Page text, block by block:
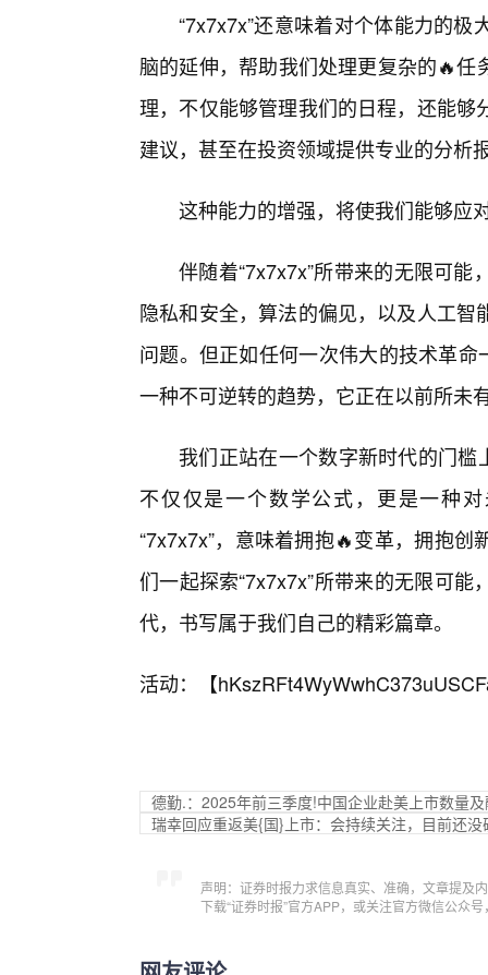
“7x7x7x”还意味着对个体能力的
脑的延伸，帮助我们处理更复杂的🔥
理，不仅能够管理我们的日程，还能
建议，甚至在投资领域提供专业的分析
这种能力的增强，将使我们能够应
伴随着“7x7x7x”所带来的无限可
隐私和安全，算法的偏见，以及人工
问题。但正如任何一次伟大的技术革命
一种不可逆转的趋势，它正在以前所未
我们正站在一个数字新时代的门槛
不仅仅是一个数学公式，更是一种
“7x7x7x”，意味着拥抱🔥变革，拥抱
们一起探索“7x7x7x”所带来的无限可
代，书写属于我们自己的精彩篇章。
活动：【
德勤.：2025年前三季度!中国企业赴美上市数量
瑞幸回应重返美{国}上市：会持续关注，目前还没
声明：证券时报力求信息真实、准确，文章提及
下载“证券时报”官方APP，或关注官方微信公众